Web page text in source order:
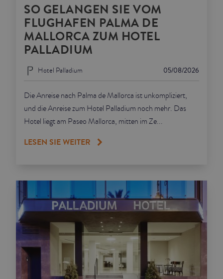
SO GELANGEN SIE VOM
FLUGHAFEN PALMA DE
MALLORCA ZUM HOTEL
PALLADIUM
05/08/2026
Hotel Palladium
Die Anreise nach Palma de Mallorca ist unkompliziert,
und die Anreise zum Hotel Palladium noch mehr. Das
Hotel liegt am Paseo Mallorca, mitten im Ze...
LESEN SIE WEITER